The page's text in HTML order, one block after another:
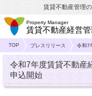
賃貸不動産管理
Property Manager
賃貸不動産経営
TOP プレスリリース 令和7
令和7年度賃貸不動産
申込開始